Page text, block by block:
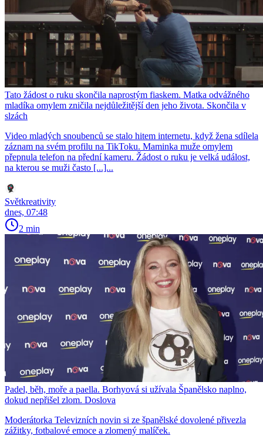
Tato žádost o ruku skončila naprostým fiaskem. Matka odvážného
mladíka omylem zničila nejdůležitější den jeho života. Skončila v
slzách
Video mladých snoubenců se stalo hitem internetu, když žena sdílela
záznam na svém profilu na TikToku. Maminka muže omylem
přepnula telefon na přední kameru. Žádost o ruku je velká událost,
na kterou se muži často [...]...
Světkreativity
dnes, 07:48
2 min
Padel, běh, moře a paella. Borhyová si užívala Španělsko naplno,
dokud nepřišel zlom. Doslova
Moderátorka Televizních novin si ze španělské dovolené přivezla
zážitky, fotbalové emoce a zlomený malíček.